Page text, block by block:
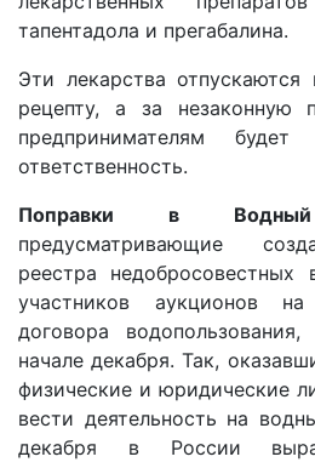
тапентадола и прегабалина.
Эти лекарства
рецепту, а за незаконную
предпринимателям будет
ответственность.
Поправки в
предусматривающие
реестра недобросовестных
участников аукционов
договора
начале декабря. Так,
физические и юридические
вести деятельность на
декабря в России